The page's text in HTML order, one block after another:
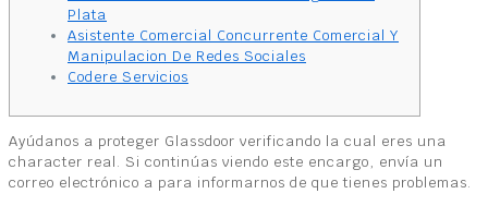
Plata
Asistente Comercial Concurrente Comercial Y
Manipulacion De Redes Sociales
Codere Servicios
Ayúdanos a proteger Glassdoor verificando la cual eres una
character real. Si continúas viendo este encargo, envía un
correo electrónico a para informarnos de que tienes problemas.